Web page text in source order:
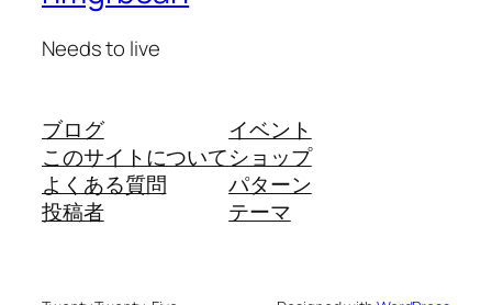
Needs to live
ブログ
このサイトについて
よくある質問
投稿者
イベント
ショップ
パターン
テーマ